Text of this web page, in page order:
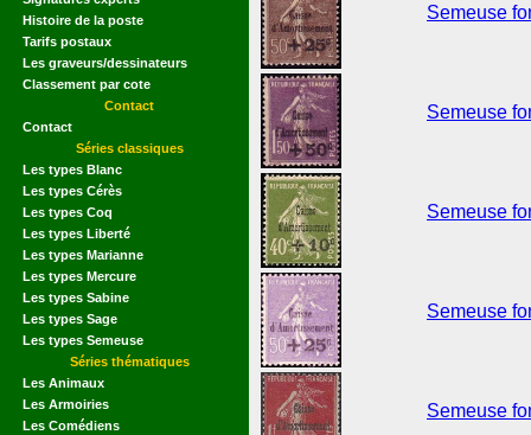
Histoire de la poste
Tarifs postaux
Les graveurs/dessinateurs
Classement par cote
Contact
Contact
Séries classiques
Les types Blanc
Les types Cérès
Les types Coq
Les types Liberté
Les types Marianne
Les types Mercure
Les types Sabine
Les types Sage
Les types Semeuse
Séries thématiques
Les Animaux
Les Armoiries
Les Comédiens
Semeuse
Semeuse
Semeuse
Semeuse
Semeuse